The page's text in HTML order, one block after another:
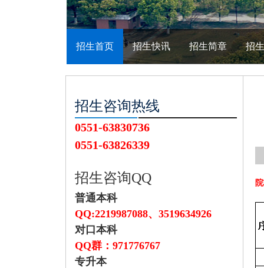
招生首页 招生快讯 招生简章 招
招生咨询热线
0551-63830736
0551-63826339
招生咨询QQ
普通本科
QQ:2219987088、 3519634926
对口本科
QQ群：971776767
专升本